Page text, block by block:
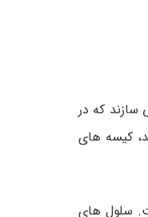
سازند که در
کیسه های
سلول های